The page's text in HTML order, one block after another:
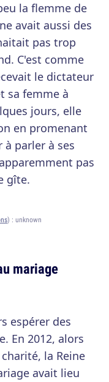
la flemme de
avait aussi des
pas trop
C'est comme
le dictateur
sa femme à
jours, elle
en promenant
parler à ses
pas
gîte.
) : unknown
mariage
espérer des
En 2012, alors
la Reine
avait lieu